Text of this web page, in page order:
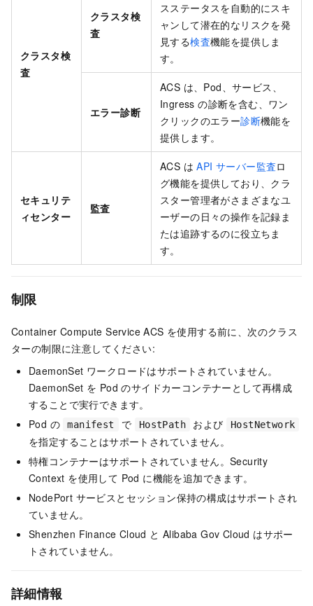
クラスタ検
査
クラスタ検
査
スステータスを自動的にスキ
ャンして潜在的なリスクを発
見する検査機能を提供しま
す。
エラー診断
ACS は、Pod、サービス、
Ingress の診断を含む、ワン
クリックのエラー診断機能を
提供します。
セキュリテ
ィセンター
監査
ACS はAPI サーバー監査ロ
グ機能を提供しており、クラ
スター管理者がさまざまなユ
ーザーの日々の操作を記録ま
たは追跡するのに役立ちま
す。
制限
Container Compute Service ACS を使用する前に、次のクラス
ターの制限に注意してください:
DaemonSet ワークロードはサポートされていません。
DaemonSet を Pod のサイドカーコンテナーとして再構成
することで実行できます。
Pod の
manifest で HostPath および HostNetwork
を指定することはサポートされていません。
特権コンテナーはサポートされていません。Security
Context を使用して Pod に機能を追加できます。
NodePort サービスとセッション保持の構成はサポートされ
ていません。
Shenzhen Finance Cloud と Alibaba Gov Cloud はサポー
トされていません。
詳細情報